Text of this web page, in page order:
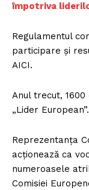
împotriva
Regulamentul
participare și
AICI.
Anul trecut,
„Lider European”.
Reprezentanța
acționează ca
numeroasele
Comisiei